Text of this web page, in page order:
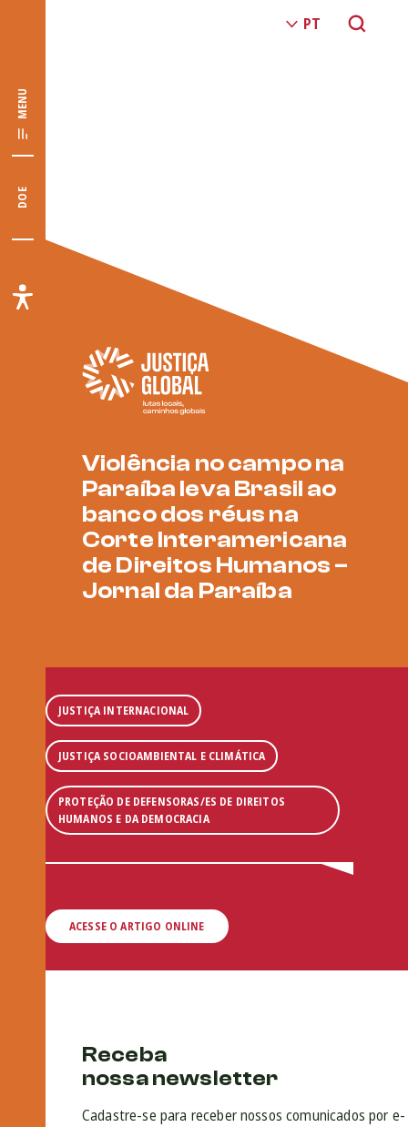
MENU
DOE
Violência no campo na
Paraíba leva Brasil ao
banco dos réus na
Corte Interamericana
de Direitos Humanos –
Jornal da Paraíba
JUSTIÇA INTERNACIONAL
JUSTIÇA SOCIOAMBIENTAL E CLIMÁTICA
PROTEÇÃO DE DEFENSORAS/ES DE DIREITOS
HUMANOS E DA DEMOCRACIA
ACESSE O ARTIGO ONLINE
Receba
nossa newsletter
Cadastre-se para receber nossos comunicados por e-